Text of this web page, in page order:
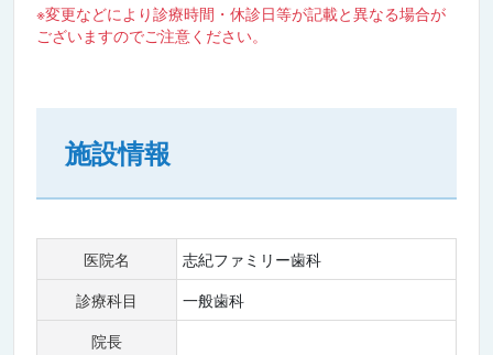
※変更などにより診療時間・休診日等が記載と異なる場合が
ございますのでご注意ください。
施設情報
医院名
志紀ファミリー歯科
診療科目
一般歯科
院長